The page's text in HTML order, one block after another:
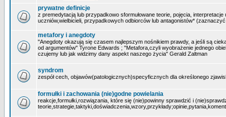
prywatne definicje
z premedytacją lub przypadkowo sformułowane teorie, pojęcia,
uczniów,wielbicieli, przypadkowych odbiorców lub antagonistów* (zaznaczyć
metafory i anegdoty
"Anegdoty okazują się czasem najlepszym nośnikiem prawdy, a jeśli są
od argumentów" Tyrone Edwards ; "Metafora,czyli wyobrażenie jednego
czujemy lub jak widzimy dany aspekt naszego życia" Gerald Zaltman
syndrom
zespół cech, objawów(patologicznych)specyficznych dla określonego
formułki i zachowania (nie)godne powielania
reakcje,formułki,rozwiązania, które się (nie)powinny sprawdzić i